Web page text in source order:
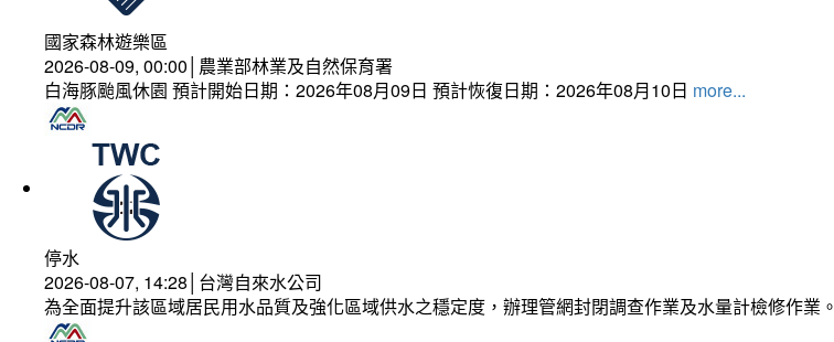
國家森林遊樂區
2026-08-09, 00:00│農業部林業及自然保育署
白海豚颱風休園 預計開始日期：2026年08月09日 預計恢復日期：2026年08月10日 more...
停水
2026-08-07, 14:28│台灣自來水公司
為全面提升該區域居民用水品質及強化區域供水之穩定度，辦理管網封閉調查作業及水量計檢修作業。